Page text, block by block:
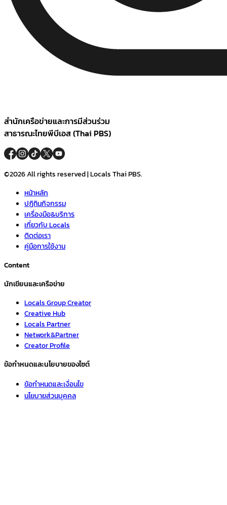
สำนักเครือข่ายและการมีส่วนร่วม
สาธารณะไทยพีบีเอส (Thai PBS)
©2026 All rights reserved | Locals Thai PBS.
หน้าหลัก
ปฏิทินกิจกรรม
เครื่องมือ&บริการ
เกี่ยวกับ Locals
ติดต่อเรา
คู่มือการใช้งาน
Content
นักเขียนและเครือข่าย
Locals Group Creator
Creative Hub
Locals Partner
Network&Partner
Creator Profile
ข้อกำหนดและนโยบายของไซต์
ข้อกำหนดและเงื่อนไข
นโยบายส่วนบุคคล